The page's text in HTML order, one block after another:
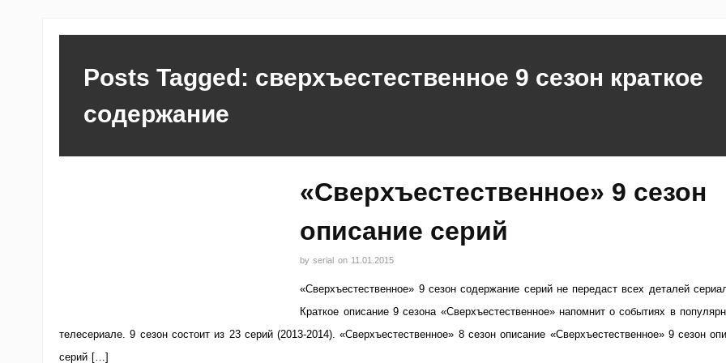
Posts Tagged: сверхъестественное 9 сезон краткое
содержание
«Сверхъестественное» 9 сезон
описание серий
byserial on 11.01.2015
«Сверхъестественное» 9 сезон содержание серий не передаст всех деталей
Краткое описание 9 сезона «Сверхъестественное» напомнит о событиях в
телесериале. 9 сезон состоит из 23 серий (2013-2014). «Сверхъестественное» 8 сезон описание «Сверхъестественное» 9 сезон
серий […]